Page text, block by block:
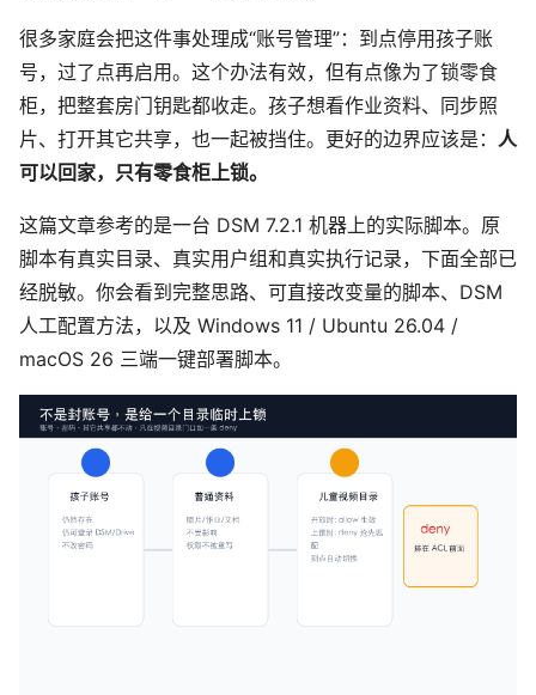
很多家庭会把这件事处理成“账号管理”：到点停用孩子账
号，过了点再启用。这个办法有效，但有点像为了锁零食
柜，把整套房门钥匙都收走。孩子想看作业资料、同步照
片、打开其它共享，也一起被挡住。更好的边界应该是： 人
可以回家，只有零食柜上锁。
这篇文章参考的是一台 DSM 7.2.1 机器上的实际脚本。原
脚本有真实目录、真实用户组和真实执行记录，下面全部已
经脱敏。你会看到完整思路、可直接改变量的脚本、DSM
人工配置方法，以及 Windows 11 / Ubuntu 26.04 /
macOS 26 三端一键部署脚本。